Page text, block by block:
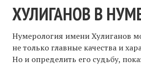
ХУЛИГАНОВ В
Нумерология имени Хулиганов
не только главные качества и
Но и определить его судьбу,